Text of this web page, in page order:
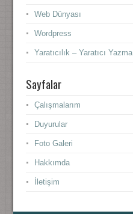
Web Dünyası
Wordpress
Yaratıcılık – Yaratıcı Yazma
Sayfalar
Çalışmalarım
Duyurular
Foto Galeri
Hakkımda
İletişim